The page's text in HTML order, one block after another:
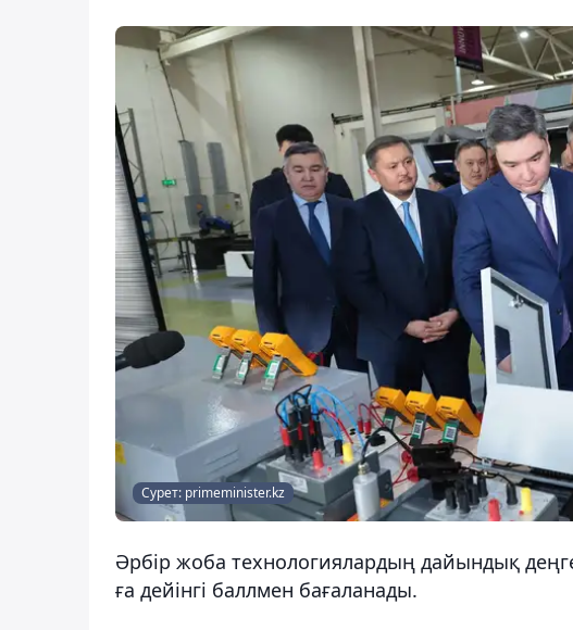
Сурет: primeminister.kz
Әрбір жоба технологиялардың дайындық
ға дейінгі баллмен бағаланады.